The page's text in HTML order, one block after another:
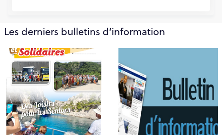
Les derniers bulletins d’information